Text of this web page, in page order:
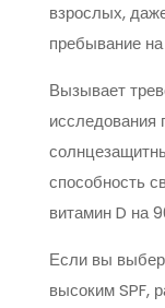
взрослых,
пребывание
Вызывает
исследования
способность
витамин D на
Если вы
высоким SPF,